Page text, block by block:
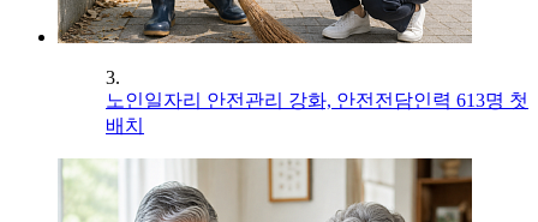
3.
노인일자리 안전관리 강화, 안전전담인력 613명 첫
배치